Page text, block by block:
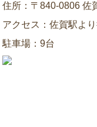
住所：〒840-0806 佐
アクセス：佐賀駅よ
駐車場：9台